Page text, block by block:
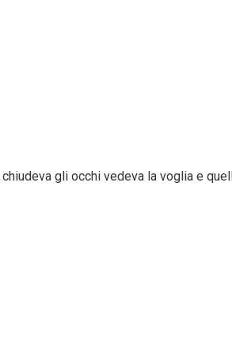
gli occhi vedeva la voglia e